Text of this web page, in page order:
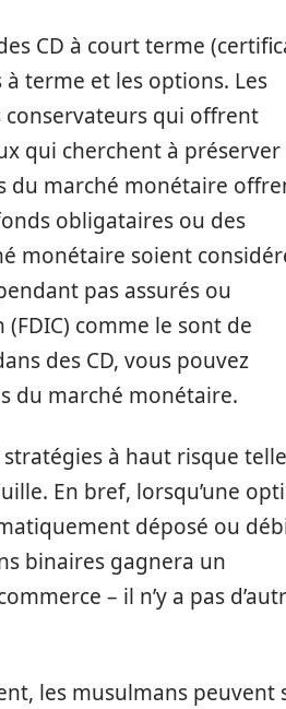
CD à court terme
terme et les options. Les
qui offrent
qui cherchent à préserver
du marché monétaire
obligataires ou des
monétaire soient
pas assurés ou
comme le sont de
des CD, vous pouvez
du marché monétaire.
à haut risque
En bref, lorsqu’une
déposé ou
binaires gagnera un
– il n’y a pas
les musulmans peuvent